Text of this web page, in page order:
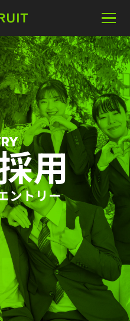
用
ントリー